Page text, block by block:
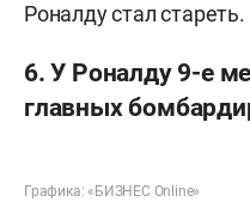
Роналду стал стареть.
6. У Роналду 9-е
главных
Графика: «БИЗНЕС Online»